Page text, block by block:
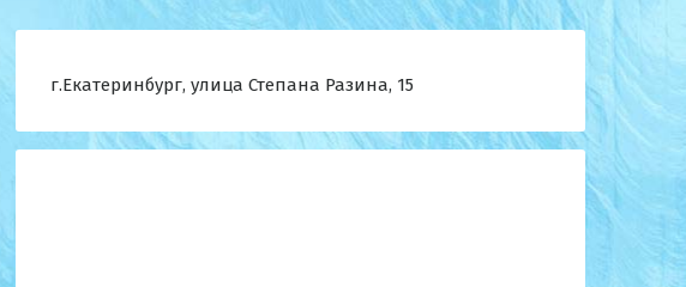
г.Екатеринбург, улица Степана Разина, 15